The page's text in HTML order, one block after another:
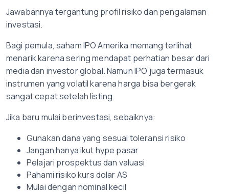
Jawabannya tergantung profil risiko dan pengalaman
investasi.
Bagi pemula, saham IPO Amerika memang terlihat
menarik karena sering mendapat perhatian besar dari
media dan investor global. Namun IPO juga termasuk
instrumen yang volatil karena harga bisa bergerak
sangat cepat setelah listing.
Jika baru mulai berinvestasi, sebaiknya:
Gunakan dana yang sesuai toleransi risiko
Jangan hanya ikut hype pasar
Pelajari prospektus dan valuasi
Pahami risiko kurs dolar AS
Mulai dengan nominal kecil